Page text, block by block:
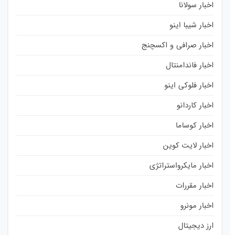
اخبار سولانا
اخبار شیبا اینو
اخبار صرافی و اکسچنج
اخبار فاندامنتال
اخبار فلوکی اینو
اخبار کاردانو
اخبار کوساما
اخبار لایت کوین
اخبار مایکرواستراتژی
اخبار مقررات
اخبار مونرو
ارز دیجیتال